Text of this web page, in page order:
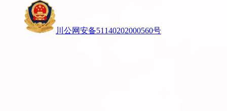
川公网安备51140202000560号